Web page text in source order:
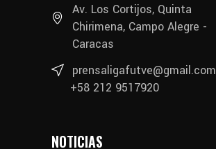
Av. Los Cortijos, Quinta
Chirimena, Campo Alegre -
Caracas
prensaligafutve@gmail.com
+58 212 9517920
NOTICIAS